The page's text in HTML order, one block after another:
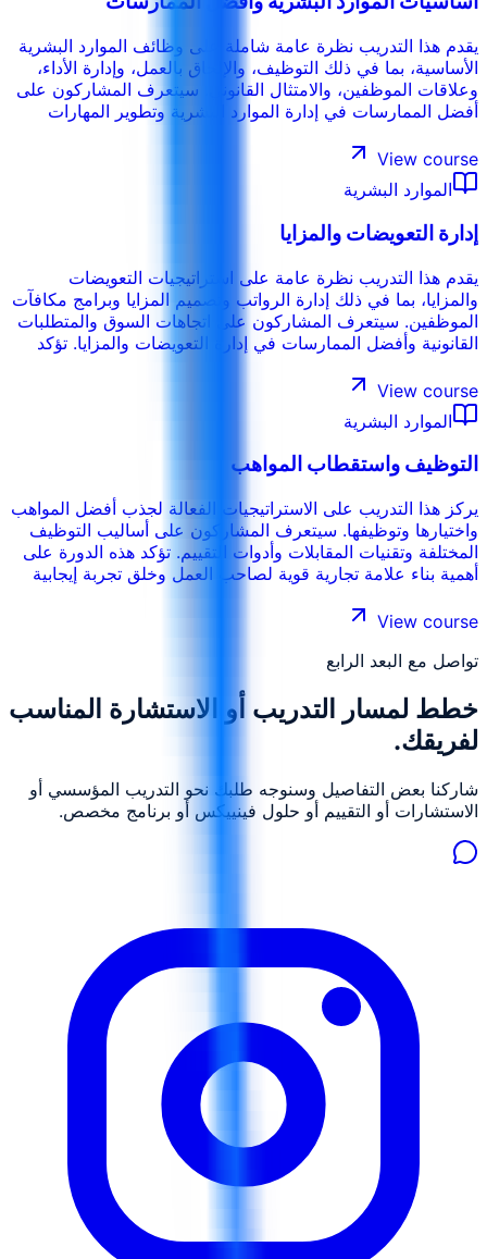
يقدم هذا التدريب نظرة عامة شاملة على وظائف الموارد البشرية
الأساسية، بما في ذلك التوظيف، والإلحاق بالعمل، وإدارة الأداء،
وعلاقات الموظفين، والامتثال القانوني. سيتعرف المشاركون على
أفضل الممارسات في إدارة الموارد البشرية وتطوير المهارات
الممارسات الأخلاقية للموارد البشرية ودور الموارد البشرية في
دعم الأهداف المؤسسية.
View course
الموارد البشرية
إدارة التعويضات والمزايا
يقدم هذا التدريب نظرة عامة على استراتيجيات التعويضات
والمزايا، بما في ذلك إدارة الرواتب وتصميم المزايا وبرامج مكافآت
الموظفين. سيتعرف المشاركون على اتجاهات السوق والمتطلبات
القانونية وأفضل الممارسات في إدارة التعويضات والمزايا. تؤكد
ومنصفة.
View course
الموارد البشرية
التوظيف واستقطاب المواهب
يركز هذا التدريب على الاستراتيجيات الفعالة لجذب أفضل المواهب
واختيارها وتوظيفها. سيتعرف المشاركون على أساليب التوظيف
المختلفة وتقنيات المقابلات وأدوات التقييم. تؤكد هذه الدورة على
أهمية بناء علامة تجارية قوية لصاحب العمل وخلق تجربة إيجابية
View course
تواصل مع البعد الرابع
خطط لمسار التدريب أو الاستشارة المناسب
لفريقك.
شاركنا بعض التفاصيل وسنوجه طلبك نحو التدريب المؤسسي أو
الاستشارات أو التقييم أو حلول فينييكس أو برنامج مخصص.